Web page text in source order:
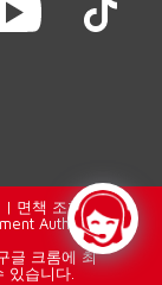
| 면책 조항
Authority
글 크롬에 최
있습니다.